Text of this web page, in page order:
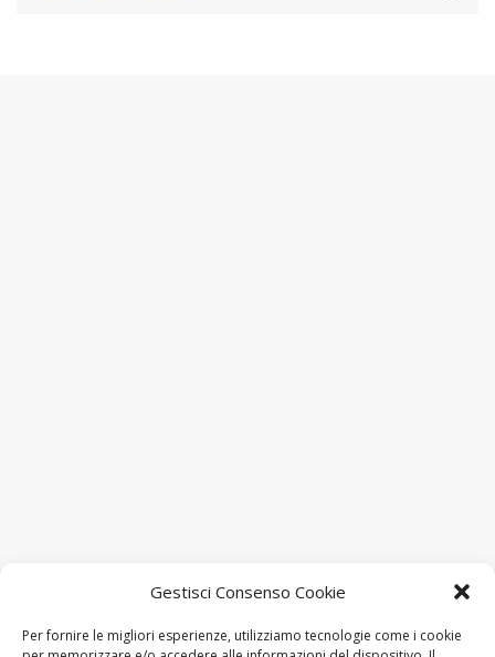
Gestisci Consenso Cookie
Per fornire le migliori esperienze, utilizziamo tecnologie come i cookie
Spectra srl Via J.F. Kennedy, 19 – 20871 VIMERCATE (MB)